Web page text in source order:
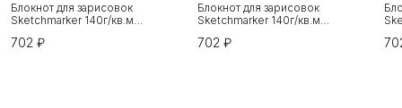
702 ₽
Блокнот для зарисовок
Sketchmarker 140г/кв.м
Неоновая фуксия
702 ₽
Блокнот для зарисовок
Sketchmarker 140г/кв.м
Небесно-голубой